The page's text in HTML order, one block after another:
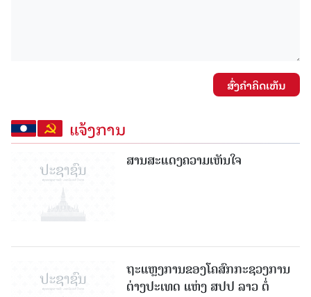
ສົ່ງຄໍາຄິດເຫັນ
ແຈ້ງການ
ສານສະແດງຄວາມເຫັນໃຈ
ຖະແຫຼງການຂອງໂຄສົກກະຊວງການ
ຕ່າງປະເທດ ແຫ່ງ ສປປ ລາວ ຕໍ່